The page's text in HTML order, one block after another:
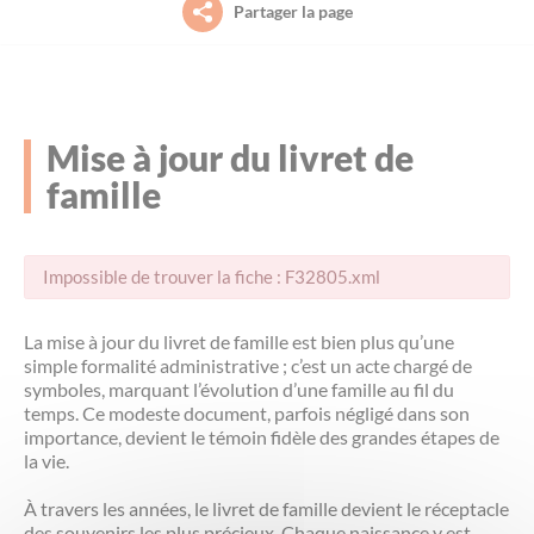
Petite enfance (0-3 ans)
Habitat / Urbanisme
Payer en ligne
L'agenda des permanences
Déplacements
Habitat
Économie
Emploi et formation professionnelle
L’agenda des sorties et découvertes sur le
territoire (Spectacles, animations, visites
Le conseil communautaire
Les compétences
Les grands projets
Les marchés publics
Partager la page
Mise à jour du livret de
famille
Impossible de trouver la fiche : F32805.xml
La mise à jour du livret de famille est bien plus qu’une
simple formalité administrative ; c’est un acte chargé de
symboles, marquant l’évolution d’une famille au fil du
temps. Ce modeste document, parfois négligé dans son
importance, devient le témoin fidèle des grandes étapes de
la vie.
À travers les années, le livret de famille devient le réceptacle